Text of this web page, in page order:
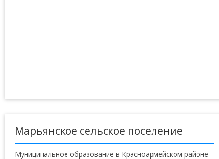
Марьянское сельское поселение
Муниципальное образование в Красноармейском районе